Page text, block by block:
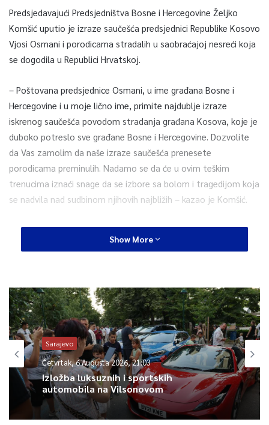
Predsjedavajući Predsjedništva Bosne i Hercegovine Željko
Komšić uputio je izraze saučešća predsjednici Republike Kosovo
Vjosi Osmani i porodicama stradalih u saobraćajoj nesreći koja
se dogodila u Republici Hrvatskoj.
– Poštovana predsjednice Osmani, u ime građana Bosne i
Hercegovine i u moje lično ime, primite najdublje izraze
iskrenog saučešća povodom stradanja građana Kosova, koje je
duboko potreslo sve građane Bosne i Hercegovine. Dozvolite
da Vas zamolim da naše izraze saučešća prenesete
porodicama preminulih. Nadamo se da će u ovim teškim
trenucima iznaći snage da se izbore sa bolom i tragedijom koja
se nadvila nad sudbinom njihovih najbližih – kazao je Komšić.
Nesreća se dogodila na autoputu kod Slavonskog Broda, u
blizini naplatnih kućica na južnoj kolovoznoj traci u kojoj je
Šef Civilne zaštite u Hrvatskoj Damir Trut rekao je ranije da je u
autobusu bilo 67 putnika i dva vozača. Poginulo je devet
putnika i jedan vozač, dok je povrieđenih 44.
Autobus firme sa sjedištem u Prištini saobraćao je na relaciji
Frankfurt – Priština.
0
Show More
Sarajevo
Četvrtak, 6 Augusta 2026, 21:03
Izložba luksuznih i sportskih
automobila na Vilsonovom